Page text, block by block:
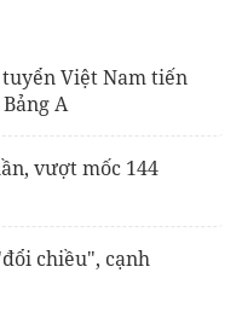
Việt Nam tiến
A
vượt mốc 144
chiều", cạnh